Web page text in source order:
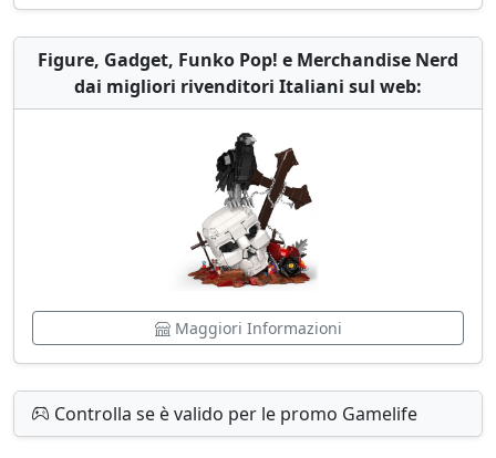
Figure, Gadget, Funko Pop! e Merchandise Nerd
dai migliori rivenditori Italiani sul web:
Maggiori Informazioni
Controlla se è valido per le promo Gamelife